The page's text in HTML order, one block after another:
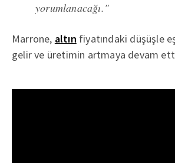
yorumlanacağı."
Marrone, altın fiyatındaki düşüşle
gelir ve üretimin artmaya devam